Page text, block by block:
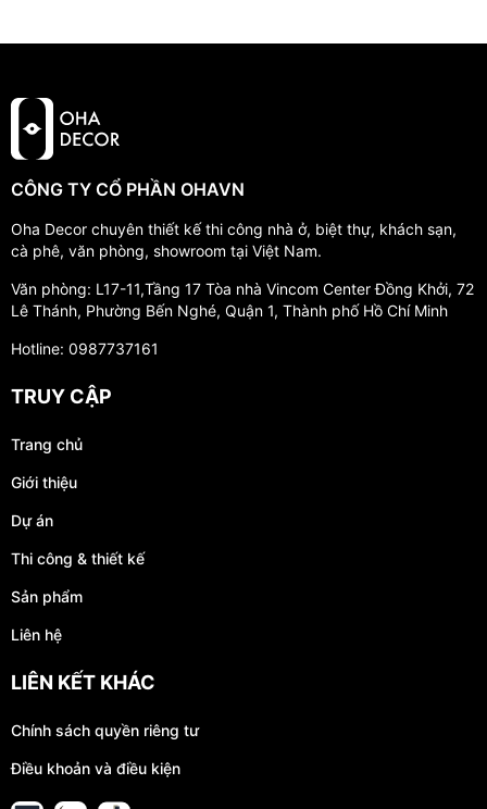
CÔNG TY CỔ PHẦN OHAVN
Oha Decor chuyên thiết kế thi công nhà ở, biệt thự, khách sạn,
cà phê, văn phòng, showroom tại Việt Nam.
Văn phòng: L17-11,Tầng 17 Tòa nhà Vincom Center Đồng Khởi, 72
Lê Thánh, Phường Bến Nghé, Quận 1, Thành phố Hồ Chí Minh
Hotline: 0987737161
TRUY CẬP
Trang chủ
Giới thiệu
Dự án
Thi công & thiết kế
Sản phẩm
Liên hệ
LIÊN KẾT KHÁC
Chính sách quyền riêng tư
Điều khoản và điều kiện